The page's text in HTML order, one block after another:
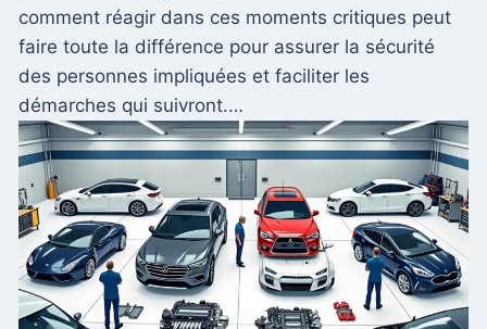
comment réagir dans ces moments critiques peut
faire toute la différence pour assurer la sécurité
des personnes impliquées et faciliter les
démarches qui suivront.…